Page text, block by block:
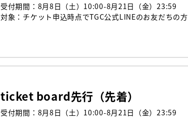
受付期間：8月8日（土）10:00-8月21日（金）23:59
対象：チケット申込時点でTGC公式LINEのお友だちの方
ticket board先行（先着）
受付期間：8月8日（土）10:00-8月21日（金）23:59